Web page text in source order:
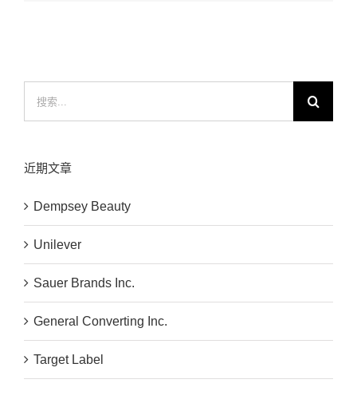
近期文章
Dempsey Beauty
Unilever
Sauer Brands Inc.
General Converting Inc.
Target Label